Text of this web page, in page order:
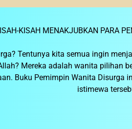
KISAH MENAKJUBKAN PARA
Tentunya kita semua ingin
Mereka adalah wanita pilihan
Buku Pemimpin Wanita Disurga
istimewa